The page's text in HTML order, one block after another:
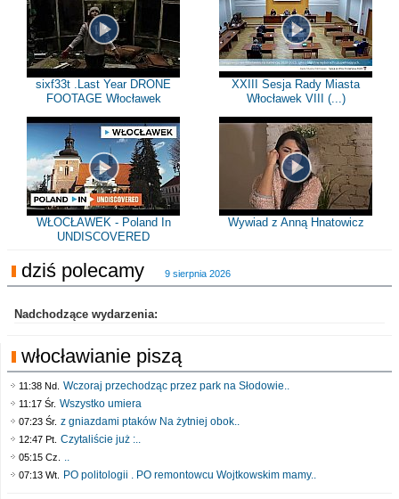
sixf33t .Last Year DRONE
FOOTAGE Włocławek
XXIII Sesja Rady Miasta
Włocławek VIII (...)
WŁOCŁAWEK - Poland In
UNDISCOVERED
Wywiad z Anną Hnatowicz
dziś polecamy 9 sierpnia 2026
Nadchodzące wydarzenia:
włocławianie piszą
11:38 Nd. Wczoraj przechodząc przez park na Słodowie..
11:17 Śr. Wszystko umiera
07:23 Śr. z gniazdami ptaków Na żytniej obok..
12:47 Pt. Czytaliście już :..
05:15 Cz. ..
07:13 Wt. PO politologii . PO remontowcu Wojtkowskim mamy..